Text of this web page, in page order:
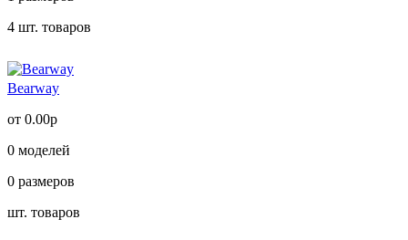
4 шт. товаров
Bearway
от 0.00р
0 моделей
0 размеров
шт. товаров